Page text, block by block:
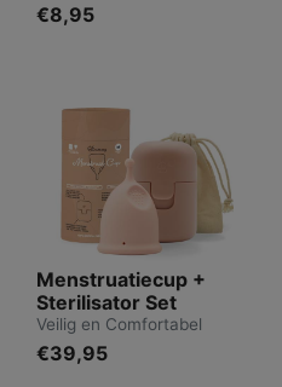
€8,95
Menstruatiecup +
Sterilisator Set
Veilig en Comfortabel
€39,95